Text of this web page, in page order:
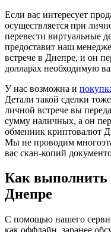
Если вас интересует
осуществляется при
перевести виртуальные
предоставит наш
встрече в Днепре, и он
долларах необходимую
У нас возможна и
Детали такой сделки
личной встрече вы
сумму наличных, а он
обменник криптовалют
Мы не проводим
вас скан-копий
Как выполнить
Днепре
С помощью нашего